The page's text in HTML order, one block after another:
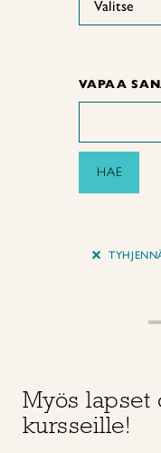
Valitse
VAPAA
HAE
+
Myös lapset
kursseille!